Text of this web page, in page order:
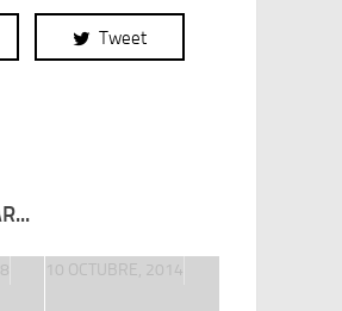
Tweet
10 OCTUBRE, 2014